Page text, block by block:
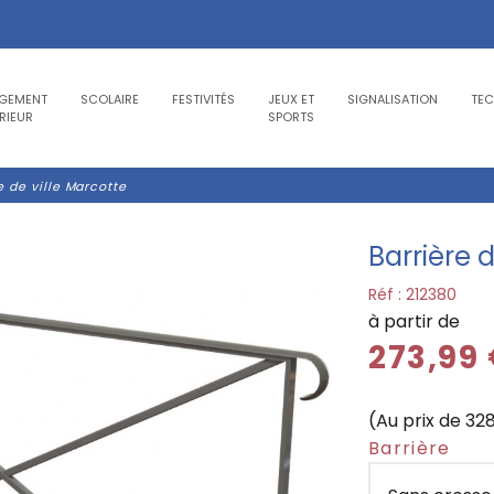
SCOLAIRE FESTIVITÉS
JEUX ET
SPORTS
SIGNALISATION
de ville Marcotte
Barrière
Réf : 212380
à partir de
273,99
(Au prix de
Barrière